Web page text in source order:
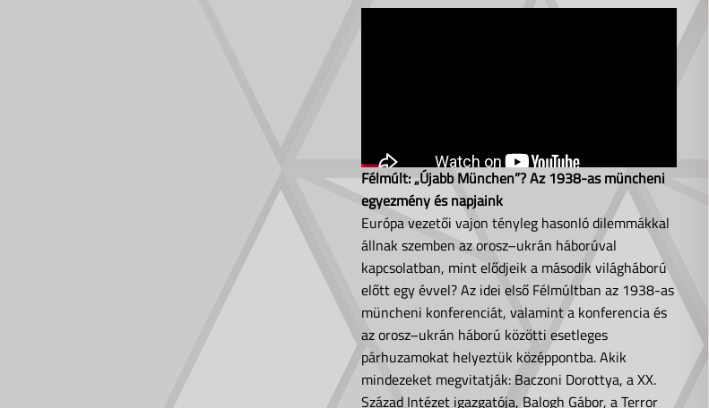
Félmúlt: „Újabb München”? Az 1938-as müncheni
egyezmény és napjaink
Európa vezetői vajon tényleg hasonló dilemmákkal
állnak szemben az orosz–ukrán háborúval
kapcsolatban, mint elődjeik a második világháború
előtt egy évvel? Az idei első Félmúltban az 1938-as
müncheni konferenciát, valamint a konferencia és
az orosz–ukrán háború közötti esetleges
párhuzamokat helyeztük középpontba. Akik
mindezeket megvitatják: Baczoni Dorottya, a XX.
Század Intézet igazgatója, Balogh Gábor, a Terror